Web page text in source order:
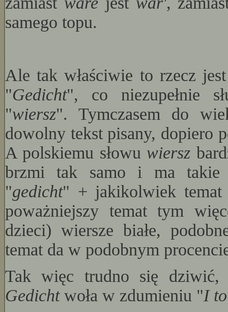
samego topu.
Ale tak właściwie to rzecz
"Gedicht", co niezupełnie
"wiersz". Tymczasem do
dowolny tekst pisany, dopiero
A polskiemu słowu wiersz
brzmi tak samo i ma takie
"gedicht" + jakikolwiek temat
poważniejszy temat tym
dzieci) wiersze białe,
temat da w podobnym
Tak więc trudno się dziwić,
Gedichtwoła w zdumieniu "I